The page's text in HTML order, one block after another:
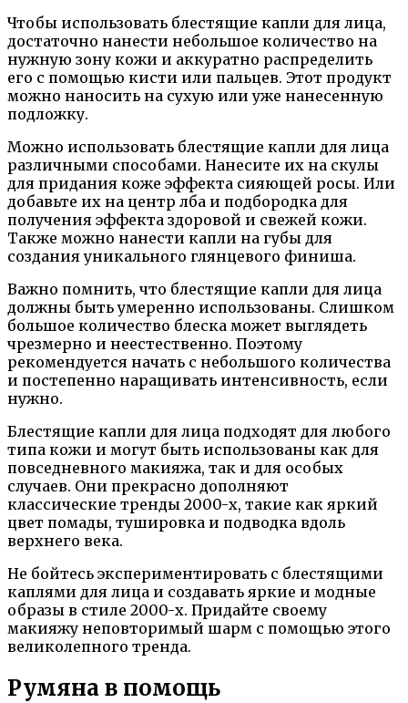
Чтобы использовать блестящие капли для лица,
достаточно нанести небольшое количество на
нужную зону кожи и аккуратно распределить
его с помощью кисти или пальцев. Этот продукт
можно наносить на сухую или уже нанесенную
подложку.
Можно использовать блестящие капли для лица
различными способами. Нанесите их на скулы
для придания коже эффекта сияющей росы. Или
добавьте их на центр лба и подбородка для
получения эффекта здоровой и свежей кожи.
Также можно нанести капли на губы для
создания уникального глянцевого финиша.
Важно помнить, что блестящие капли для лица
должны быть умеренно использованы. Слишком
большое количество блеска может выглядеть
чрезмерно и неестественно. Поэтому
рекомендуется начать с небольшого количества
и постепенно наращивать интенсивность, если
нужно.
Блестящие капли для лица подходят для любого
типа кожи и могут быть использованы как для
повседневного макияжа, так и для особых
случаев. Они прекрасно дополняют
классические тренды 2000-х, такие как яркий
цвет помады, тушировка и подводка вдоль
верхнего века.
Не бойтесь экспериментировать с блестящими
каплями для лица и создавать яркие и модные
образы в стиле 2000-х. Придайте своему
макияжу неповторимый шарм с помощью этого
великолепного тренда.
Румяна в помощь